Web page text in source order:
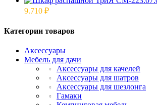
9.710 ₽
Категории товаров
Аксессуары
Мебель для дачи
Аксессуары для качелей
Аксессуары для шатров
Аксессуары для шезлонга
Гамаки